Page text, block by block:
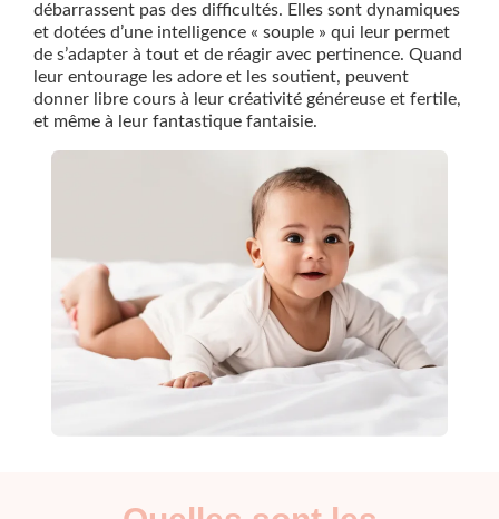
débarrassent pas des difficultés. Elles sont dynamiques
et dotées d’une intelligence « souple » qui leur permet
de s’adapter à tout et de réagir avec pertinence. Quand
leur entourage les adore et les soutient, peuvent
donner libre cours à leur créativité généreuse et fertile,
et même à leur fantastique fantaisie.